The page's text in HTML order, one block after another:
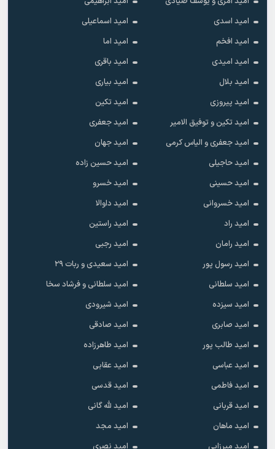
امید اسدی
امید اسماعیلی
امید افخم
امید اما
امید امیدی
امید باقری
امید بلال
امید بیاری
امید پیروزی
امید تکین
امید تکین و توفیق الامیر
امید جعفری
امید جعفری و الیاس کرمی
امید جهان
امید حاجیلی
امید حسین زاده
امید حسینی
امید خسرو
امید خسروانی
امید داوالا
امید راد
امید راستین
امید رامان
امید رجبی
امید رسول پور
امید سعیدی و ربات ۲۹
امید سلطانی
امید سلطانی و فرشاد سخا
امید سیزده
امید شیرودی
امید صابری
امید صادقی
امید طالب پور
امید طاهرزاده
امید عباسی
امید عقابی
امید فاطمی
امید قدسی
امید قربانی
امید لله گانی
امید ماهان
امید مجد